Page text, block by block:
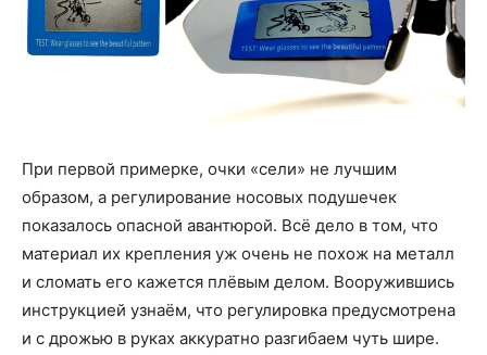
При первой примерке, очки «сели» не лучшим
образом, а регулирование носовых подушечек
показалось опасной авантюрой. Всё дело в том, что
материал их крепления уж очень не похож на металл
и сломать его кажется плёвым делом. Вооружившись
инструкцией узнаём, что регулировка предусмотрена
и с дрожью в руках аккуратно разгибаем чуть шире.